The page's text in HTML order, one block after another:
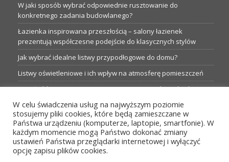
W jaki sposób wybrać odpowiednie rusztowanie do
konkretnego zadania budowlanego?
Łazienka inspirowana przeszłością – salony łazienek
prezentują współczesne podejście do klasycznych stylów
Jak wybrać idealne listwy przypodłogowe do domu?
Listwy oświetleniowe i ich wpływ na atmosferę pomieszczeń
Garaże blaszane: Nieocenione magazyny podczas budowy
Profesjonalne hurtownie dla każdego budowlańca i instalatora
Proste metamorfozy aranżacji w łazience: 5 praktycznych
pomysłów
W celu świadczenia usług na najwyższym poziomie
stosujemy pliki cookies, które będą zamieszczane w
Państwa urządzeniu (komputerze, laptopie, smartfonie). W
każdym momencie mogą Państwo dokonać zmiany
ustawień Państwa przeglądarki internetowej i wyłączyć
opcję zapisu plików cookies.